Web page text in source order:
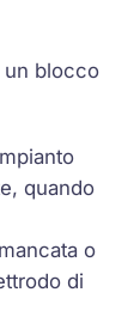
un blocco
quando
mancata o
di